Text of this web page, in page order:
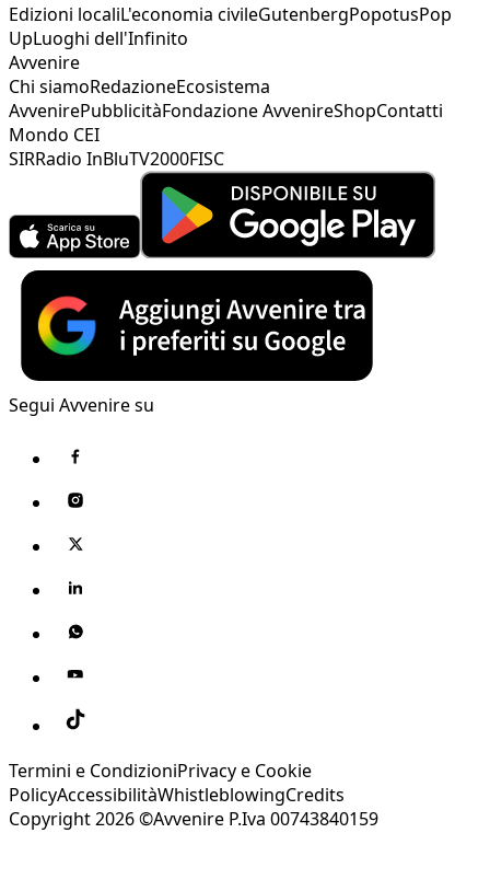
Edizioni localiL'economia civileGutenbergPopotusPop
UpLuoghi dell'Infinito
Avvenire
Chi siamoRedazioneEcosistema
AvvenirePubblicitàFondazione AvvenireShopContatti
Mondo CEI
SIRRadio InBluTV2000FISC
Segui Avvenire su
Termini e CondizioniPrivacy e Cookie
PolicyAccessibilitàWhistleblowingCredits
Copyright 2026 ©Avvenire P.Iva 00743840159